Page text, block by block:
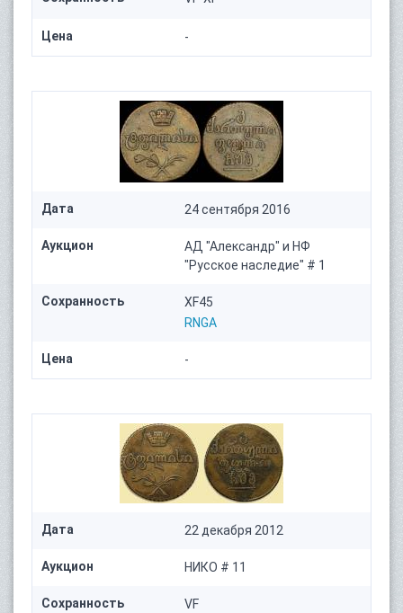
Цена -
Дата 24 сентября 2016
Аукцион
АД "Александр" и НФ
"Русское наследие" # 1
Сохранность
XF45
RNGA
Цена -
Дата 22 декабря 2012
Аукцион НИКО # 11
Сохранность VF